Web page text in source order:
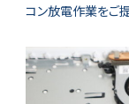
コン放電作業をご